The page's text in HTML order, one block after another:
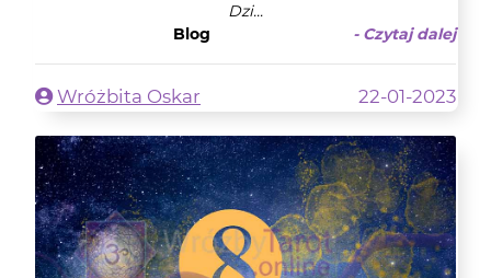
Dzi...
Blog
- Czytaj dalej
Wróżbita Oskar 22-01-2023